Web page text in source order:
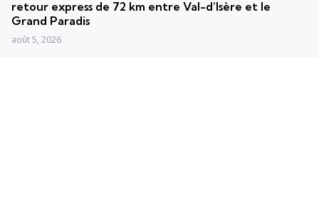
retour express de 72 km entre Val-d’Isère et le
Grand Paradis
août 5, 2026